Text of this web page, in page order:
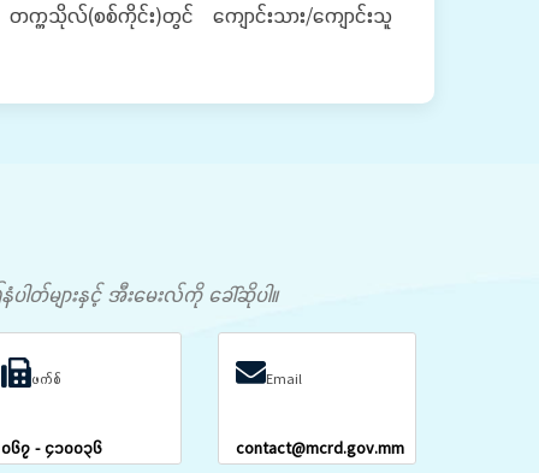
က္ကသိုလ်(စစ်ကိုင်း)တွင် ကျောင်းသား/ကျောင်းသူ
တ်များနှင့် အီးမေးလ်ကို ခေါ်ဆိုပါ။
ဖက်စ်
၀၆၇ - ၄၁၀၀၃၆
Email
contact@mcrd.gov.mm